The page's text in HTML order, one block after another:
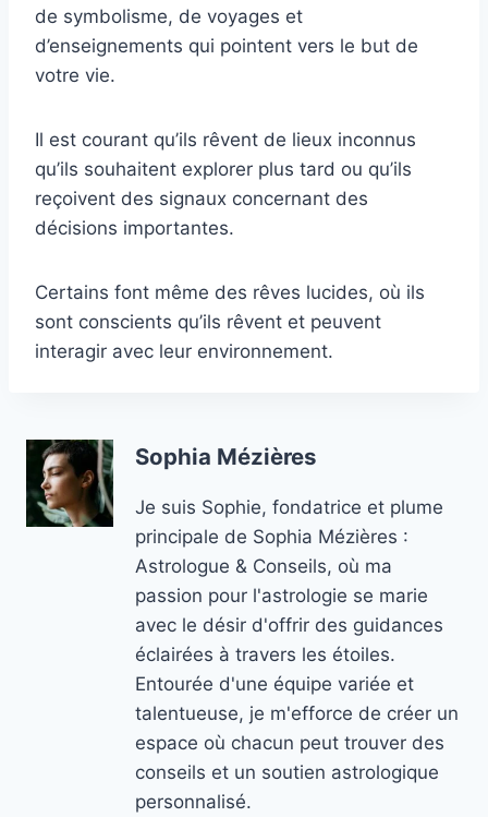
de symbolisme, de voyages et
d’enseignements qui pointent vers le but de
votre vie.
Il est courant qu’ils rêvent de lieux inconnus
qu’ils souhaitent explorer plus tard ou qu’ils
reçoivent des signaux concernant des
décisions importantes.
Certains font même des rêves lucides, où ils
sont conscients qu’ils rêvent et peuvent
interagir avec leur environnement.
Sophia Mézières
Je suis Sophie, fondatrice et plume
principale de Sophia Mézières :
Astrologue & Conseils, où ma
passion pour l'astrologie se marie
avec le désir d'offrir des guidances
éclairées à travers les étoiles.
Entourée d'une équipe variée et
talentueuse, je m'efforce de créer un
espace où chacun peut trouver des
conseils et un soutien astrologique
personnalisé.